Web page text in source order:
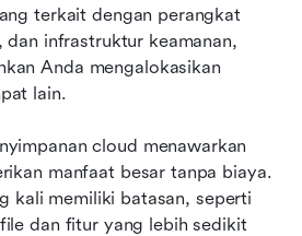
terkait dengan perangkat
dan infrastruktur keamanan,
Anda mengalokasikan
lain.
cloud menawarkan
manfaat besar tanpa biaya.
kali memiliki batasan, seperti
dan fitur yang lebih sedikit